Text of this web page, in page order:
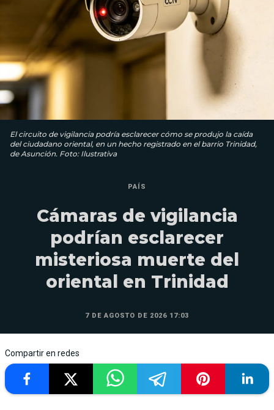
El circuito de vigilancia podría esclarecer cómo se produjo la caída
del ciudadano oriental, en un hecho registrado en el barrio Trinidad,
de Asunción. Foto: Ilustrativa
PAÍS
Cámaras de vigilancia
podrían esclarecer
misteriosa muerte del
oriental en Trinidad
7 DE AGOSTO DE 2026 17:03
Compartir en redes